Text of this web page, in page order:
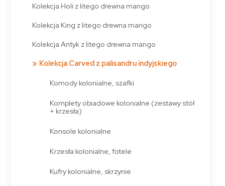
Kolekcja Holi z litego drewna mango
Kolekcja King z litego drewna mango
Kolekcja Antyk z litego drewna mango
Kolekcja Carved z palisandru indyjskiego
Komody kolonialne, szafki
Komplety obiadowe kolonialne (zestawy stół
+ krzesła)
Konsole kolonialne
Krzesła kolonialne, fotele
Kufry kolonialne, skrzynie